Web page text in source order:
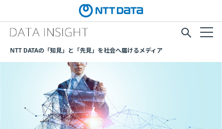
NTT DATAの「知見」と「先見」を社会へ届けるメディア